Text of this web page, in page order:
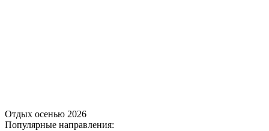
Отдых осенью 2026
Популярные направления: